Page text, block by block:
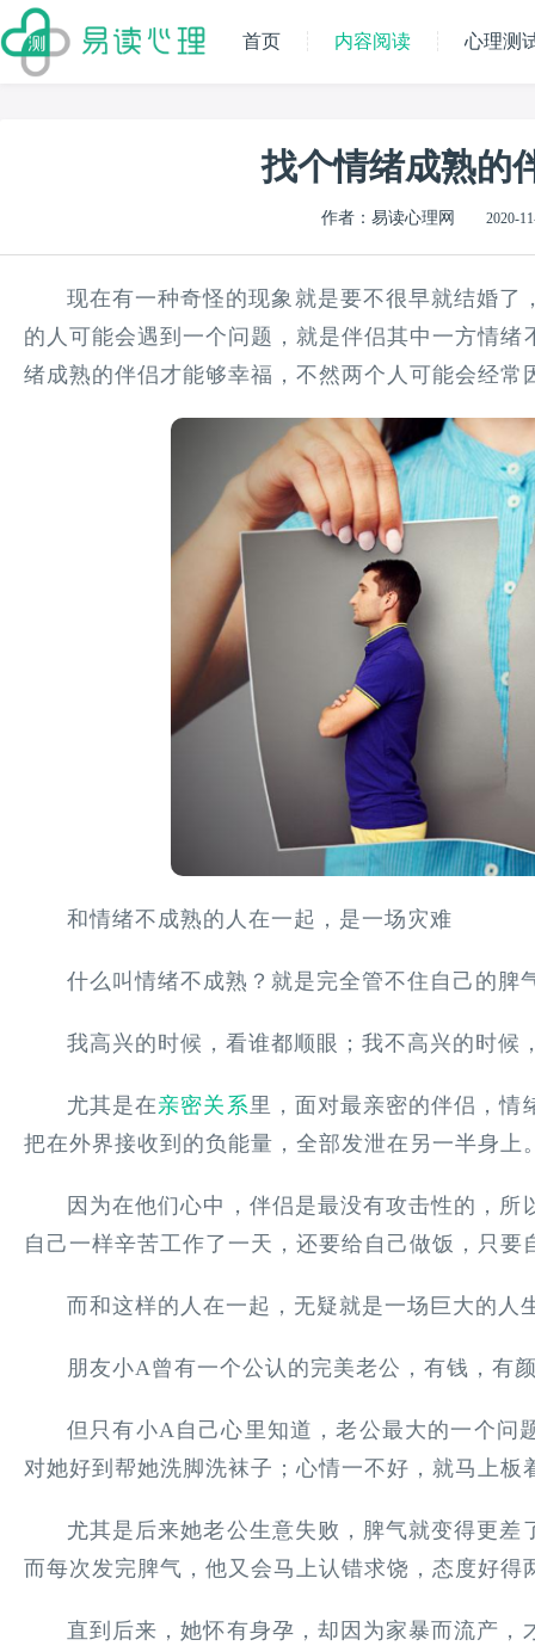
首页 内容阅读 心理测
找个情绪成熟的
作者：易读心理网 2020-
现在有一种奇怪的现象就是要不很早就结婚
的人可能会遇到一个问题，就是伴侣其中一方情
绪成熟的伴侣才能够幸福，不然两个人可能会经常
和情绪不成熟的人在一起，是一场灾难
什么叫情绪不成熟？就是完全管不住自己的脾
我高兴的时候，看谁都顺眼；我不高兴的时候
尤其是在亲密关系 里，面对最亲密的伴侣，情
把在外界接收到的负能量，全部发泄在另一半身上
因为在他们心中，伴侣是最没有攻击性的，
自己一样辛苦工作了一天，还要给自己做饭，只
而和这样的人在一起，无疑就是一场巨大的人
朋友小A曾有一个公认的完美老公，有钱，有
但只有小A自己心里知道，老公最大的一个问
对她好到帮她洗脚洗袜子；心情一不好，就马上
尤其是后来她老公生意失败，脾气就变得更
而每次发完脾气，他又会马上认错求饶，态度好
直到后来，她怀有身孕，却因为家暴而流产